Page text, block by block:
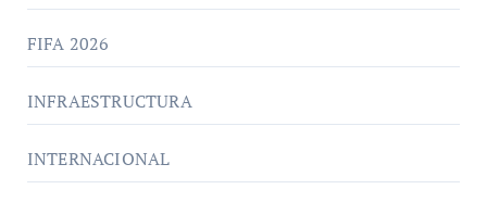
FIFA 2026
INFRAESTRUCTURA
INTERNACIONAL